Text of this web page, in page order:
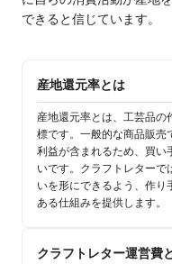
できると信じています。
産地還元率とは
産地還元率とは、工芸品の
標です。一般的な商品販売
利益が含まれるため、買い
いです。クラフトレターで
いを形にできるよう、作り
ある仕組みを提供します。
クラフトレター運営費